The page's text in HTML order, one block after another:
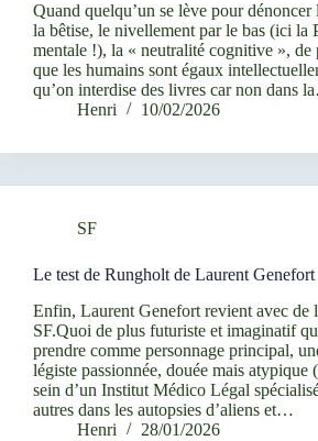
Quand quelqu’un se lève pour dénoncer
la bêtise, le nivellement par le bas (ici la
mentale !), la « neutralité cognitive », de
que les humains sont égaux
qu’on interdise des livres car non dans
Henri
10/02/2026
SF
Le test de Rungholt de Laurent Genefort
Enfin, Laurent Genefort revient avec de
SF.Quoi de plus futuriste et imaginatif
prendre comme personnage principal,
légiste passionnée, douée mais atypique
sein d’un Institut Médico Légal
autres dans les autopsies d’aliens et…
Henri
28/01/2026